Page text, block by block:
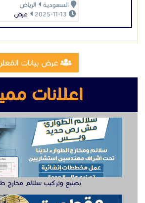
السعودية
الرياض
عرض
عرض بيانات
اعلانات
تصنيع وتركيب سلالم مخارج